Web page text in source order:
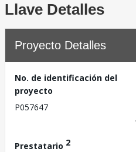
Llave Detalles
Proyecto Detalles
No. de identificación del
proyecto
P057647
Prestatario 2